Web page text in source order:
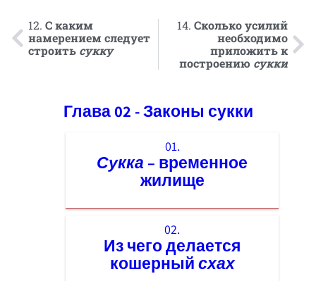
12. С каким
намерением следует
строить сукку
14. Сколько усилий
необходимо
приложить к
построению сукки
Глава 02 - Законы сукки
01.
Сукка – временное
жилище
02.
Из чего делается
кошерный схах